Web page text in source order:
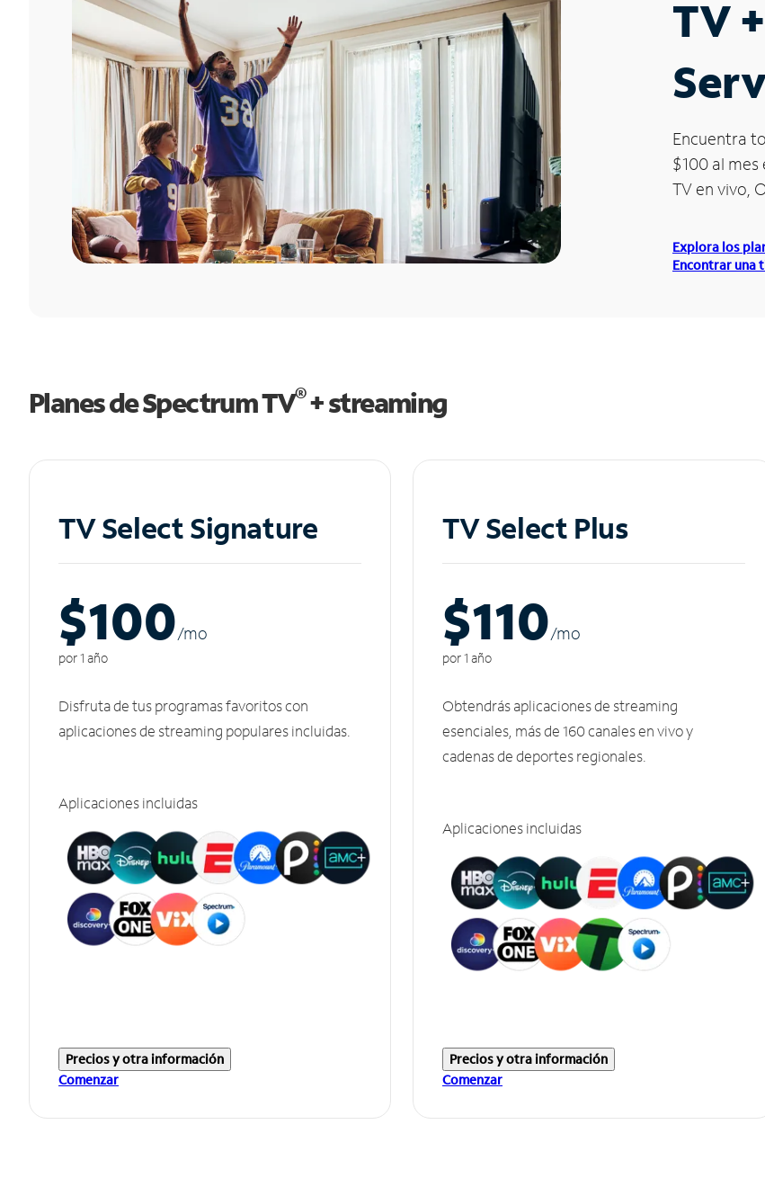
TV
Encuentra
$100 al
TV en vivo,
Explora los
Encontrar una
Planes de Spectrum TV®+ streaming
TV Select Signature
$100/mo
por 1 año
Disfruta de tus programas favoritos con
aplicaciones de streaming populares incluidas.
Aplicaciones incluidas
Precios y otra información
Comenzar
TV Select Plus
$110/mo
por 1 año
Obtendrás aplicaciones de streaming
esenciales, más de 160 canales en vivo y
cadenas de deportes regionales.
Aplicaciones incluidas
Precios y otra información
Comenzar